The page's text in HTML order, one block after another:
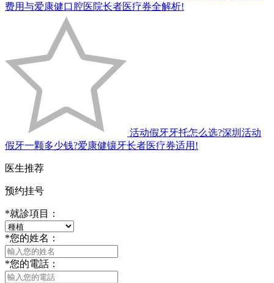
费用与爱康健口腔医院长者医疗券全解析!
活动假牙牙托怎么选?深圳活动
假牙一颗多少钱?爱康健镶牙长者医疗券适用!
医生推荐
预约挂号
*就診項目：
*您的姓名：
*您的電話：